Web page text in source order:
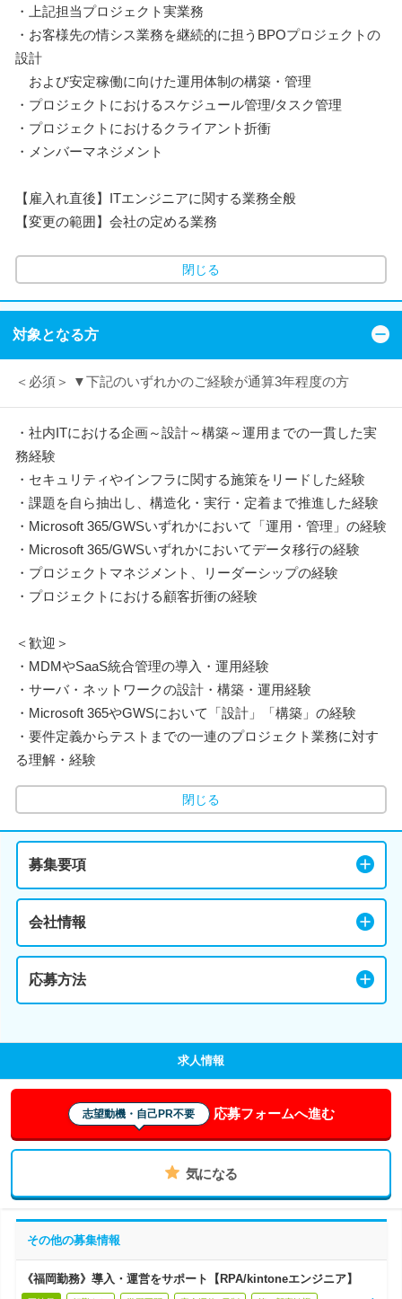
・上記担当プロジェクト実業務
・お客様先の情シス業務を継続的に担うBPOプロジェクトの
設計
および安定稼働に向けた運用体制の構築・管理
・プロジェクトにおけるスケジュール管理/タスク管理
・プロジェクトにおけるクライアント折衝
・メンバーマネジメント
【雇入れ直後】ITエンジニアに関する業務全般
【変更の範囲】会社の定める業務
閉じる
対象となる方
＜必須＞ ▼下記のいずれかのご経験が通算3年程度の方
・社内ITにおける企画～設計～構築～運用までの一貫した実
務経験
・セキュリティやインフラに関する施策をリードした経験
・課題を自ら抽出し、構造化・実行・定着まで推進した経験
・Microsoft 365/GWSいずれかにおいて「運用・管理」の経験
・Microsoft 365/GWSいずれかにおいてデータ移行の経験
・プロジェクトマネジメント、リーダーシップの経験
・プロジェクトにおける顧客折衝の経験
＜歓迎＞
・MDMやSaaS統合管理の導入・運用経験
・サーバ・ネットワークの設計・構築・運用経験
・Microsoft 365やGWSにおいて「設計」「構築」の経験
・要件定義からテストまでの一連のプロジェクト業務に対す
る理解・経験
閉じる
募集要項
会社情報
応募方法
求人情報
志望動機・自己PR不要 応募フォームへ進む
気になる
その他の募集情報
《福岡勤務》導入・運営をサポート【RPA/kintoneエンジニア】